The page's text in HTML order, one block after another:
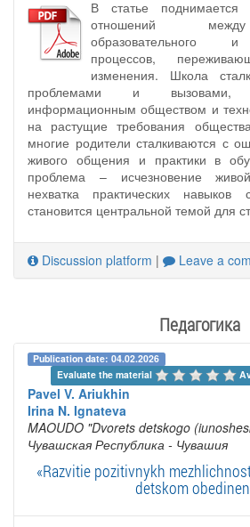
В статье поднимается
отношений
образовательного и
процессов,
изменения. Школа
проблемами и
информационным обществом и
на растущие требования
многие родители сталкиваются с
живого общения и практики в
проблема – исчезновение
нехватка практических
становится центральной темой для
Discussion platform | Leave a
Педагогика
Publication date: 04.02.2026
Evaluate the material
Pavel V. Ariukhin
Irina N. Ignateva
MAOUDO "Dvorets detskogo
Чувашская Республика - Чувашия
«Razvitie pozitivnykh
detskom